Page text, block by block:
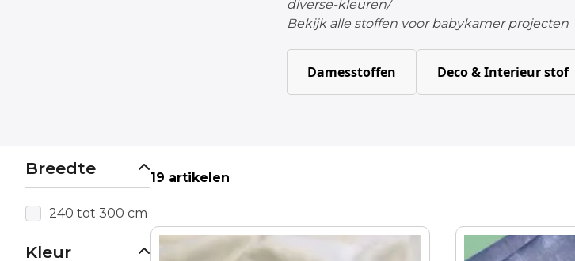
diverse-kleuren/
Bekijk alle stoffen voor babykamer projecten
Damesstoffen Deco & Interieur stof
Breedte
240 tot 300 cm
Kleur
19 artikelen